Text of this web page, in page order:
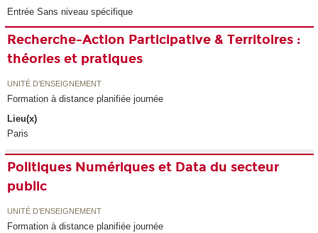
Entrée Sans niveau spécifique
Recherche-Action Participative & Territoires :
théories et pratiques
UNITÉ D’ENSEIGNEMENT
Formation à distance planifiée journée
Lieu(x)
Paris
Politiques Numériques et Data du secteur
public
UNITÉ D’ENSEIGNEMENT
Formation à distance planifiée journée